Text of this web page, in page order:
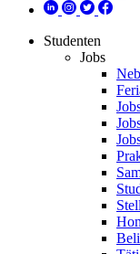
Studenten
Jobs